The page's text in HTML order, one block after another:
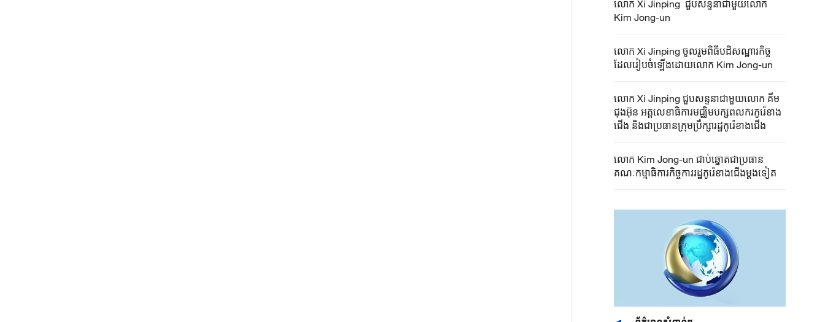
លោក Xi Jinping ជួបសន្ទនាជាមួយ​​លោក
Kim Jong-un
លោក Xi Jinping ចូលរួមពិធីបដិសណ្ឋារកិច្ច​​
ដែលរៀបចំឡើង​ដោយលោក Kim Jong-un
លោក Xi Jinping ជួបសន្ទនាជាមួយលោក គីម
ជុងអ៊ុន អគ្គលេខាធិការមជ្ឈិមបក្សពលករកូរ៉េខាង
ជើង និងជាប្រធានក្រុមប្រឹក្សារដ្ឋកូរ៉េខាងជើង
លោក Kim Jong-un ជាប់ឆ្នោតជាប្រធាន
គណៈកម្មាធិការកិច្ចការរដ្ឋកូរ៉េខាងជើងម្តងទៀត